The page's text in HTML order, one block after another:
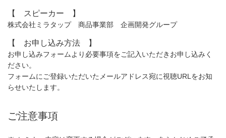
【 スピーカー 】
株式会社ミラタップ 商品事業部 企画開発グループ
【 お申し込み方法 】
お申し込みフォームより必要事項をご記入いただきお申し込みく
ださい。
フォームにご登録いただいたメールアドレス宛に視聴URLをお知
らせいたします。
ご注意事項